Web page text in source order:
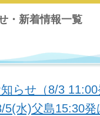
・新着情報一覧
知らせ（8/3
5(水)父島15:30